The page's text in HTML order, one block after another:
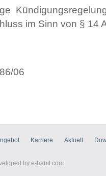
im Sinn von § 14
06
Karriere Aktuell
by e-babil.com